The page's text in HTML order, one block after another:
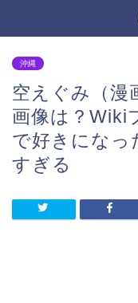
沖縄
空えぐみ（漫
画像は？Wiki
で好きになっ
すぎる